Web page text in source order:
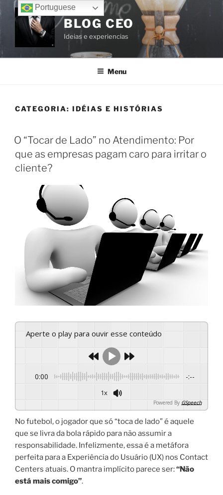
BLOG CEO
Ideias e experiencias
Menu
CATEGORIA: IDÉIAS E HISTÓRIAS
O “Tocar de Lado” no Atendimento: Por
que as empresas pagam caro para irritar o
cliente?
Aperte o play para ouvir esse conteúdo
0:00 -:--
1x
Powered By GSpeech
No futebol, o jogador que só “toca de lado” é aquele
que se livra da bola rápido para não assumir a
responsabilidade. Infelizmente, essa é a metáfora
perfeita para a Experiência do Usuário (UX) nos Contact
Centers atuais. O mantra implícito parece ser:“Não
está mais comigo”.
Portuguese